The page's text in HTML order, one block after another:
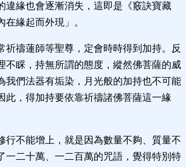
違緣也會逐漸消失，這即是《竅訣寶藏
在緣起而外現」。
祈禱蓮師等聖尊，定會時時得到加持。反
不睬，持無所謂的態度，縱然佛菩薩的威
我們法器有垢染，月光般的加持也不可能
此，得加持要依靠祈禱諸佛菩薩這一緣
行不能增上，就是因為數量不夠、質量不
一二十萬、一二百萬的咒語，覺得特別特